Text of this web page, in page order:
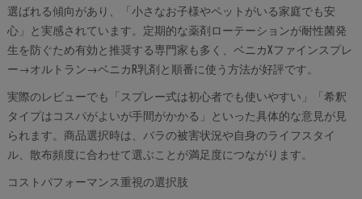
選ばれる傾向があり、「小さなお子様やペットがいる家庭でも安
心」と実感されています。定期的な薬剤ローテーションが耐性菌発
生を防ぐため有効と推奨する専門家も多く、ベニカXファインスプレ
ー→オルトラン→ベニカR乳剤と順番に使う方法が好評です。
実際のレビューでも「スプレー式は初心者でも使いやすい」「希釈
タイプはコスパがよいが手間がかかる」といった具体的な意見が見
られます。商品選択時は、バラの被害状況や自身のライフスタイ
ル、散布頻度に合わせて選ぶことが満足度につながります。
コストパフォーマンス重視の選択肢